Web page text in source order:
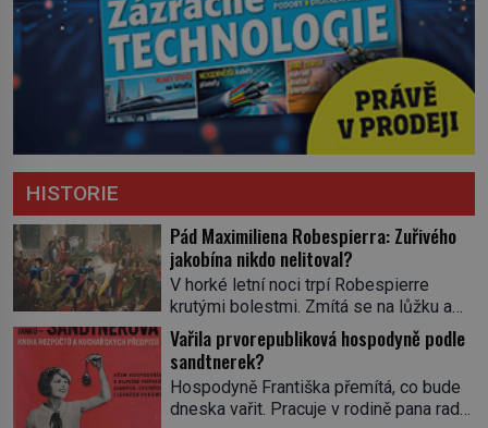
HISTORIE
Pád Maximiliena Robespierra: Zuřivého
jakobína nikdo nelitoval?
V horké letní noci trpí Robespierre
krutými bolestmi. Zmítá se na lůžku a
hlavou mu víří kolotoč myšlenek. Když
se probere z mdlob, vzpomene si na
jednu z pařížských jasnovidek, kterou
před lety navštívil. Prorokovala mu
tragický osud. Tehdy se jí vysmál.
Vařila prvorepubliková hospodyně podle
sandtnerek?
Hospodyně Františka přemítá, co bude
dneska vařit. Pracuje v rodině pana rady